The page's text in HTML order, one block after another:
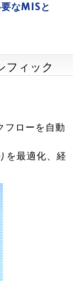
なMISと
フィック
フローを自動
を最適化、経